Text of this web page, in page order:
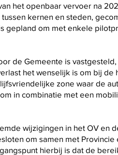
het openbaar vervoer na
kernen en steden,
gepland om met enkele
de Gemeente is
het wenselijk is om bij de
zone waar de
in combinatie met een
wijzigingen in het OV en
om samen met Provincie
hierbij is dat de